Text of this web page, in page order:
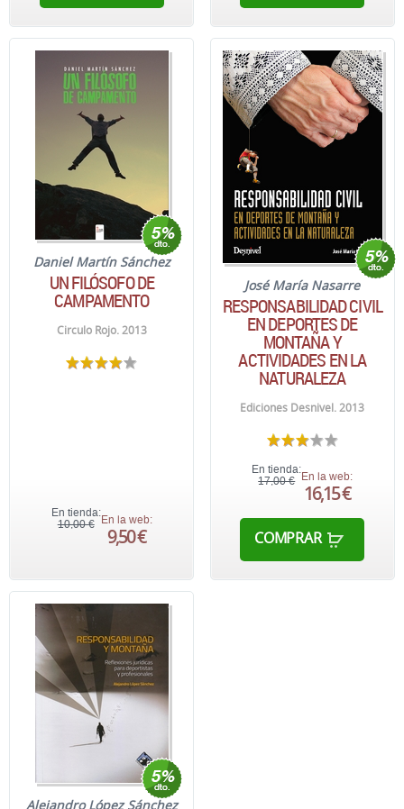
Daniel Martín Sánchez
UN FILÓSOFO DE
CAMPAMENTO
Circulo Rojo. 2013
En tienda:
10,00 € En la web:
9,50 €
José María Nasarre
RESPONSABILIDAD CIVIL
EN DEPORTES DE
MONTAÑA Y
ACTIVIDADES EN LA
NATURALEZA
Ediciones Desnivel. 2013
En tienda:
17,00 €
En la web:
16,15 €
COMPRAR
Alejandro López Sánchez